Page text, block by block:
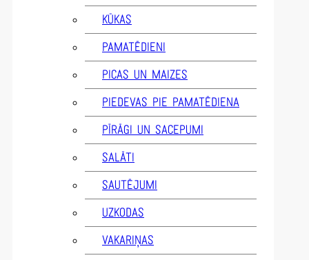
KŪKAS
PAMATĒDIENI
PICAS UN MAIZES
PIEDEVAS PIE PAMATĒDIENA
PĪRĀGI UN SACEPUMI
SALĀTI
SAUTĒJUMI
UZKODAS
VAKARIŅAS